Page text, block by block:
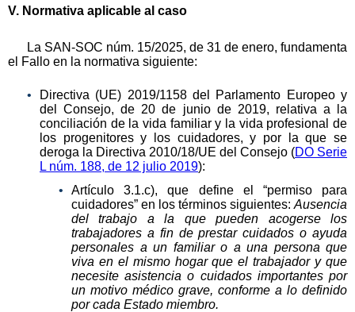
V. Normativa aplicable al caso
La SAN-SOC núm. 15/2025, de 31 de enero, fundamenta
el Fallo en la normativa siguiente:
Directiva (UE) 2019/1158 del Parlamento Europeo y
del Consejo, de 20 de junio de 2019, relativa a la
conciliación de la vida familiar y la vida profesional de
los progenitores y los cuidadores, y por la que se
deroga la Directiva 2010/18/UE del Consejo (DO Serie
L núm. 188, de 12 julio 2019):
Artículo 3.1.c), que define el “permiso para
cuidadores” en los términos siguientes: Ausencia
del trabajo a la que pueden acogerse los
trabajadores a fin de prestar cuidados o ayuda
personales a un familiar o a una persona que
viva en el mismo hogar que el trabajador y que
necesite asistencia o cuidados importantes por
un motivo médico grave, conforme a lo definido
por cada Estado miembro.